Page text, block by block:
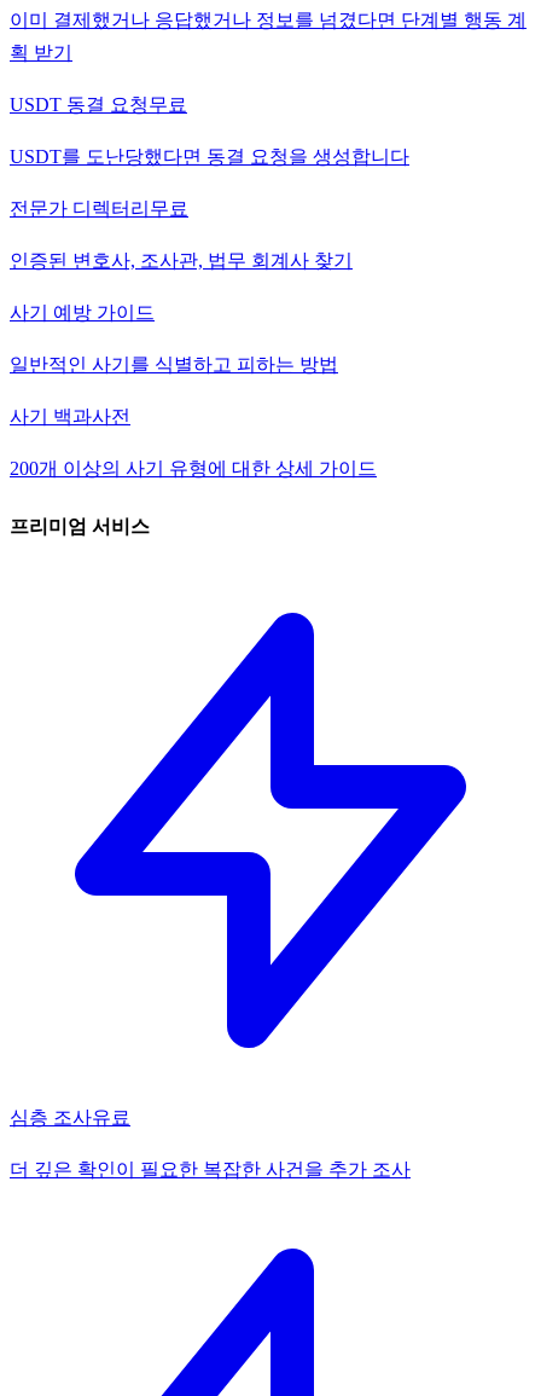
이미 결제했거나 응답했거나 정보를 넘겼다면 단계별 행동 계
획 받기
USDT 동결 요청무료
USDT를 도난당했다면 동결 요청을 생성합니다
전문가 디렉터리 무료
인증된 변호사, 조사관, 법무 회계사 찾기
사기 예방 가이드
일반적인 사기를 식별하고 피하는 방법
사기 백과사전
200개 이상의 사기 유형에 대한 상세 가이드
프리미엄 서비스
심층 조사유료
더 깊은 확인이 필요한 복잡한 사건을 추가 조사